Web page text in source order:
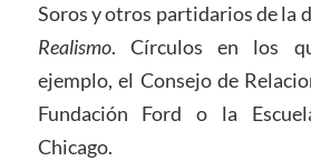
Soros y otros partidarios de la
Realismo. Círculos en los
ejemplo, el Consejo de
Fundación Ford o la
Chicago.